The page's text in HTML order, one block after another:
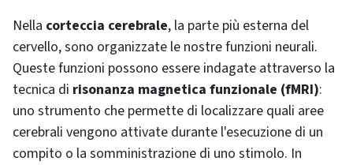
Nella corteccia cerebrale, la parte più esterna del
cervello, sono organizzate le nostre funzioni neurali.
Queste funzioni possono essere indagate attraverso la
tecnica di risonanza magnetica funzionale (fMRI):
uno strumento che permette di localizzare quali aree
cerebrali vengono attivate durante l'esecuzione di un
compito o la somministrazione di uno stimolo. In